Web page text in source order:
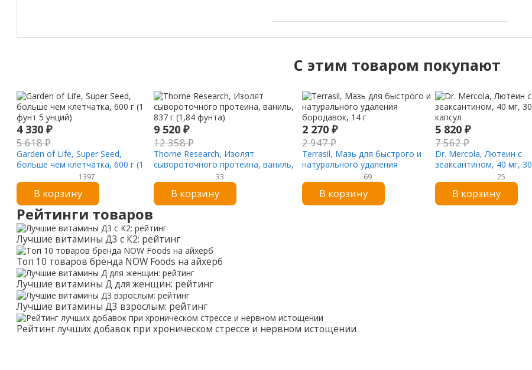
C этим товаром покупают
4 330 ₽
5 618₽
Garden of Life, Super Seed,
больше чем клетчатка, 600 г (1
1397
В корзину
9 520 ₽
12 358₽
Thorne Research, Изолят
сывороточного протеина, ваниль,
837 г (1,84 фунта)
33
В корзину
2 270 ₽
2 947₽
Terrasil, Мазь для быстрого и
натурального удаления
бородавок, 14 г69
В корзину
5 820₽
7 562₽
Dr. Mercola, Лютеин с
зеаксантином, 40 мг, 30
25
В корзину
Рейтинги товаров
Лучшие витамины Д3 с К2: рейтинг
Топ 10 товаров бренда NOW Foods на айхерб
Лучшие витамины Д для женщин: рейтинг
Лучшие витамины Д3 взрослым: рейтинг
Рейтинг лучших добавок при хроническом стрессе и нервном истощении